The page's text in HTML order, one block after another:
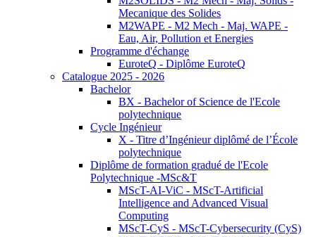
Mecanique des Solides
M2WAPE - M2 Mech - Maj. WAPE -
Eau, Air, Pollution et Energies
Programme d'échange
EuroteQ - Diplôme EuroteQ
Catalogue 2025 - 2026
Bachelor
BX - Bachelor of Science de l'Ecole
polytechnique
Cycle Ingénieur
X - Titre d’Ingénieur diplômé de l’École
polytechnique
Diplôme de formation gradué de l'Ecole
Polytechnique -MSc&T
MScT-AI-ViC - MScT-Artificial
Intelligence and Advanced Visual
Computing
MScT-CyS - MScT-Cybersecurity (CyS)